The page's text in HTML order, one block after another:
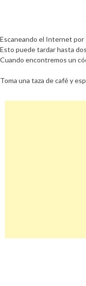
Escaneando el Internet
Esto puede tardar hasta
Cuando encontremos un
Toma una taza de café y